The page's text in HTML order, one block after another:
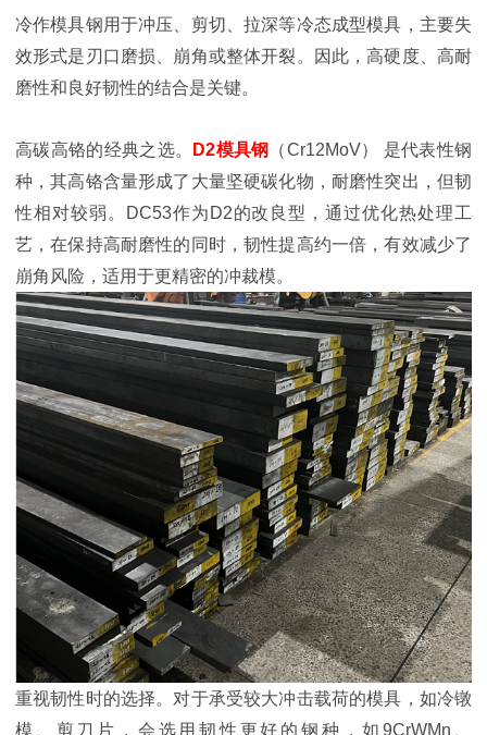
冷作模具钢用于冲压、剪切、拉深等冷态成型模具，主要失
效形式是刃口磨损、崩角或整体开裂。因此，高硬度、高耐
磨性和良好韧性的结合是关键。
高碳高铬的经典之选。 D2模具钢
（Cr12MoV） 是代表性钢
种，其高铬含量形成了大量坚硬碳化物，耐磨性突出，但韧
性相对较弱。DC53作为D2的改良型，通过优化热处理工
艺，在保持高耐磨性的同时，韧性提高约一倍，有效减少了
崩角风险，适用于更精密的冲裁模。
重视韧性时的选择。对于承受较大冲击载荷的模具，如冷镦
模、剪刀片，会选用韧性更好的钢种，如9CrWMn、